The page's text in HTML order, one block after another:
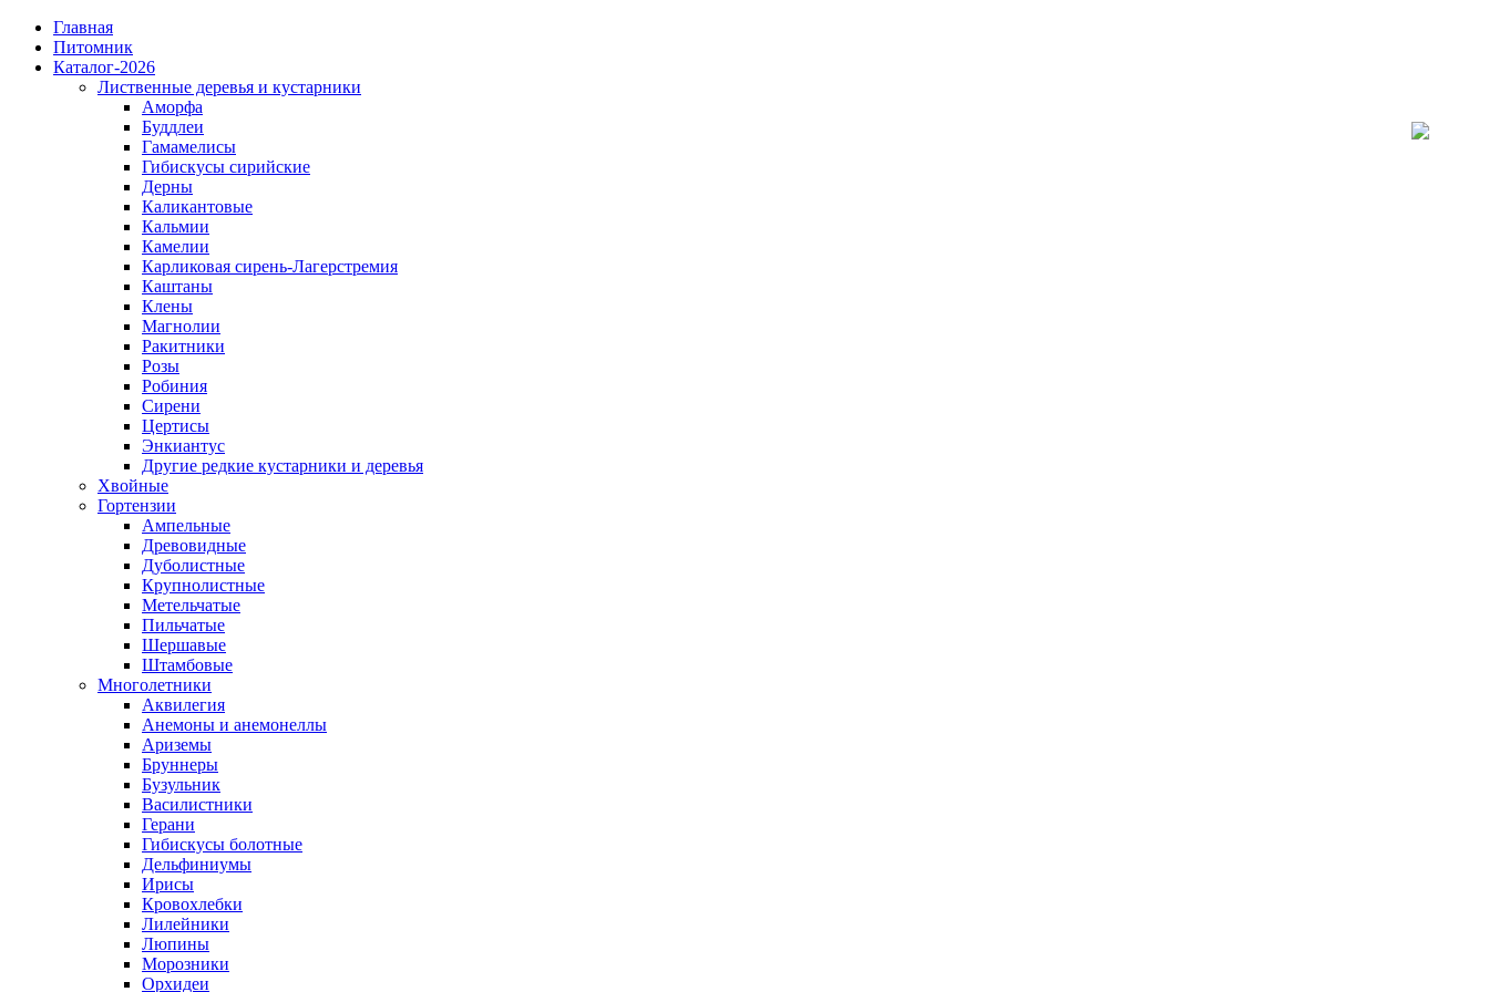
Главная
Питомник
Каталог-2026
Лиственные деревья и кустарники
Аморфа
Буддлеи
Гамамелисы
Гибискусы сирийские
Дерны
Каликантовые
Кальмии
Камелии
Карликовая сирень-Лагерстремия
Каштаны
Клены
Магнолии
Ракитники
Розы
Робиния
Сирени
Цертисы
Энкиантус
Другие редкие кустарники и деревья
Хвойные
Гортензии
Ампельные
Древовидные
Дуболистные
Крупнолистные
Метельчатые
Пильчатые
Шершавые
Штамбовые
Многолетники
Аквилегия
Анемоны и анемонеллы
Ариземы
Бруннеры
Бузульник
Василистники
Герани
Гибискусы болотные
Дельфиниумы
Ирисы
Кровохлебки
Лилейники
Люпины
Морозники
Орхидеи